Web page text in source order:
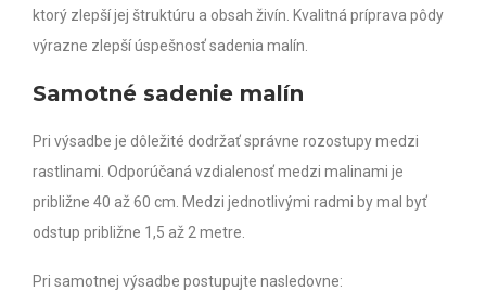
ktorý zlepší jej štruktúru a obsah živín. Kvalitná príprava pôdy
výrazne zlepší úspešnosť sadenia malín.
Samotné sadenie malín
Pri výsadbe je dôležité dodržať správne rozostupy medzi
rastlinami. Odporúčaná vzdialenosť medzi malinami je
približne 40 až 60 cm. Medzi jednotlivými radmi by mal byť
odstup približne 1,5 až 2 metre.
Pri samotnej výsadbe postupujte nasledovne: